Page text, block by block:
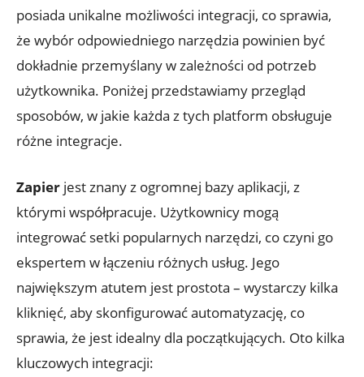
posiada unikalne możliwości integracji, co sprawia,
że wybór odpowiedniego narzędzia powinien być
dokładnie przemyślany w‌ zależności od potrzeb
użytkownika. Poniżej przedstawiamy przegląd
sposobów, w jakie każda z tych platform obsługuje
różne integracje.
Zapier jest znany z ogromnej bazy aplikacji, z
którymi współpracuje. Użytkownicy mogą
integrować setki popularnych narzędzi, co czyni go
ekspertem w łączeniu różnych usług. Jego
największym atutem jest prostota – wystarczy kilka⁣
kliknięć, aby skonfigurować automatyzację, co
sprawia, że jest idealny dla początkujących.‌ Oto kilka
kluczowych integracji: